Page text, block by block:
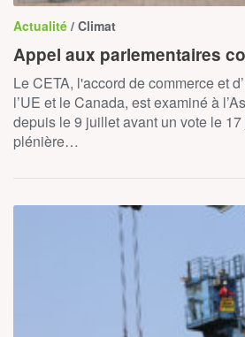
Actualité / Climat
Appel aux parlementaires
Le CETA, l'accord de commerce et
l’UE et le Canada, est examiné à
depuis le 9 juillet avant un vote le
plénière…